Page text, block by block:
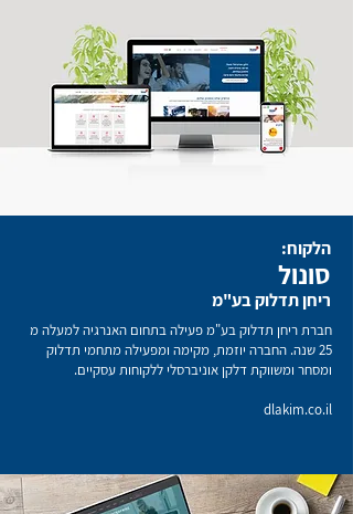
הלקוח:
סונול
ריחן תדלוק בע"מ
חברת ריחן תדלוק בע"מ פעילה בתחום האנרגיה למעלה מ
25 שנה. החברה יוזמת, מקימה ומפעילה מתחמי תדלוק
ומסחר ומשווקת דלקן אוניברסלי ללקוחות עסקיים.
dlakim.co.il